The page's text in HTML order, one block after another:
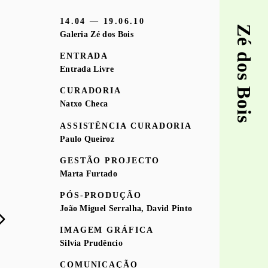
Zé dos Bois
14.04 — 19.06.10
Galeria Zé dos Bois
ENTRADA
Entrada Livre
CURADORIA
Natxo Checa
ASSISTÊNCIA CURADORIA
Paulo Queiroz
GESTÃO PROJECTO
Marta Furtado
PÓS-PRODUÇÃO
João Miguel Serralha, David Pinto
IMAGEM GRÁFICA
Silvia Prudêncio
COMUNICAÇÃO